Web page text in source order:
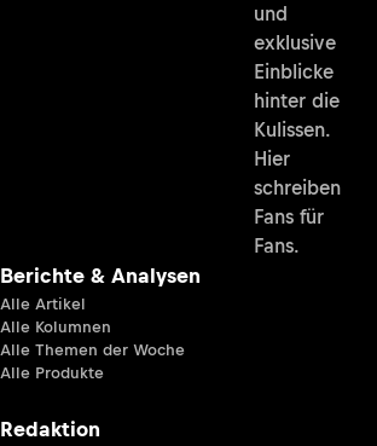
und
exklusive
Einblicke
hinter die
Kulissen.
Hier
schreiben
Fans für
Fans.
Berichte & Analysen
Alle Artikel
Alle Kolumnen
Alle Themen der Woche
Alle Produkte
Redaktion